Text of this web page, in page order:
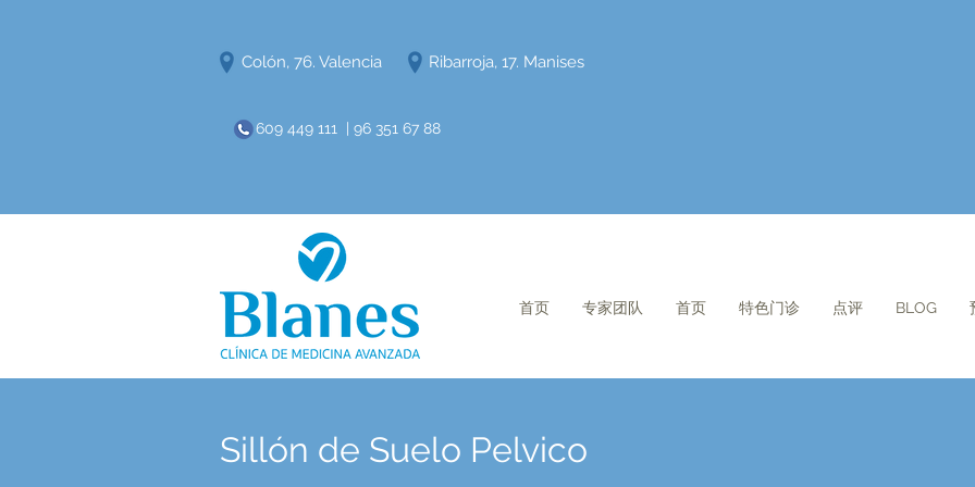
Colón, 76. Valencia Ribarroja, 17. Manises
609 449 111 | 96 351 67 88
首页 专家团队 首页 特色门诊 点评 BLOG
Sillón de Suelo Pelvico